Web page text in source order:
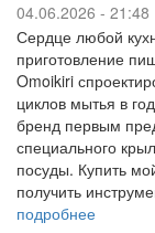
04.06.2026 - 21:48
Сердце любой
приготовление
Omoikiri
циклов мытья в
бренд первым
специального
посуды. Купить
получить
подробнее